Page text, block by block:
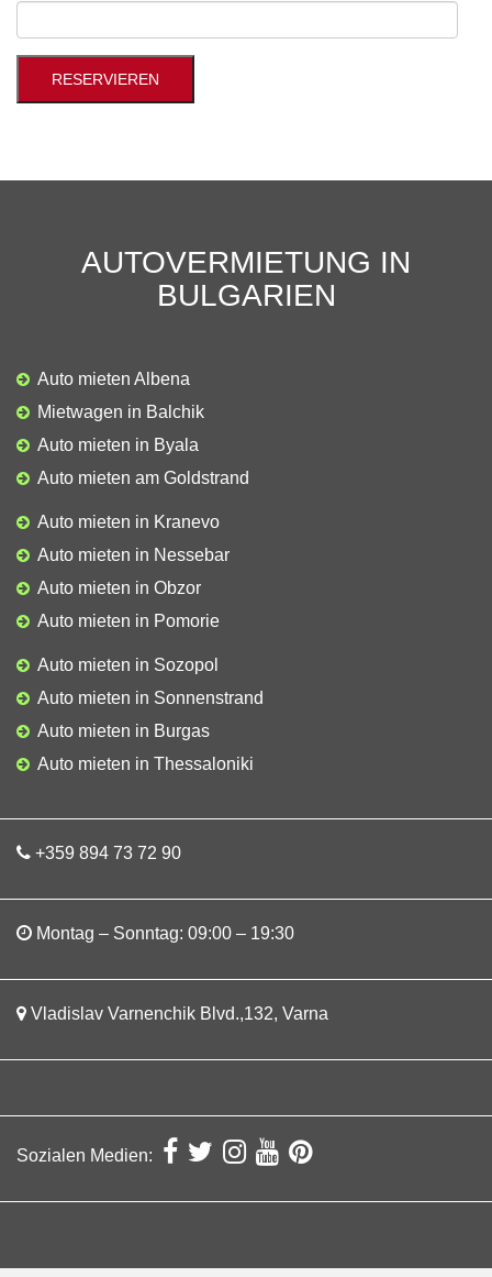
AUTOVERMIETUNG IN
BULGARIEN
Auto mieten Albena
Mietwagen in Balchik
Auto mieten in Byala
Auto mieten am Goldstrand
Auto mieten in Kranevo
Auto mieten in Nessebar
Auto mieten in Obzor
Auto mieten in Pomorie
Auto mieten in Sozopol
Auto mieten in Sonnenstrand
Auto mieten in Burgas
Auto mieten in Thessaloniki
+359 894 73 72 90
Montag – Sonntag: 09:00 – 19:30
Vladislav Varnenchik Blvd.,132, Varna
Sozialen Medien: